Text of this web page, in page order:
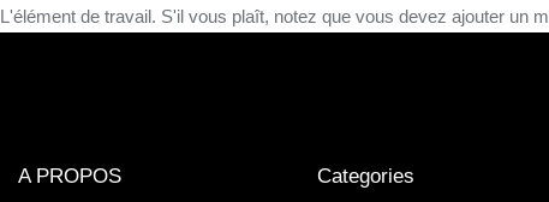
L'élément de travail. S'il vous plaît, notez que vous devez ajouter un
A PROPOS Categories